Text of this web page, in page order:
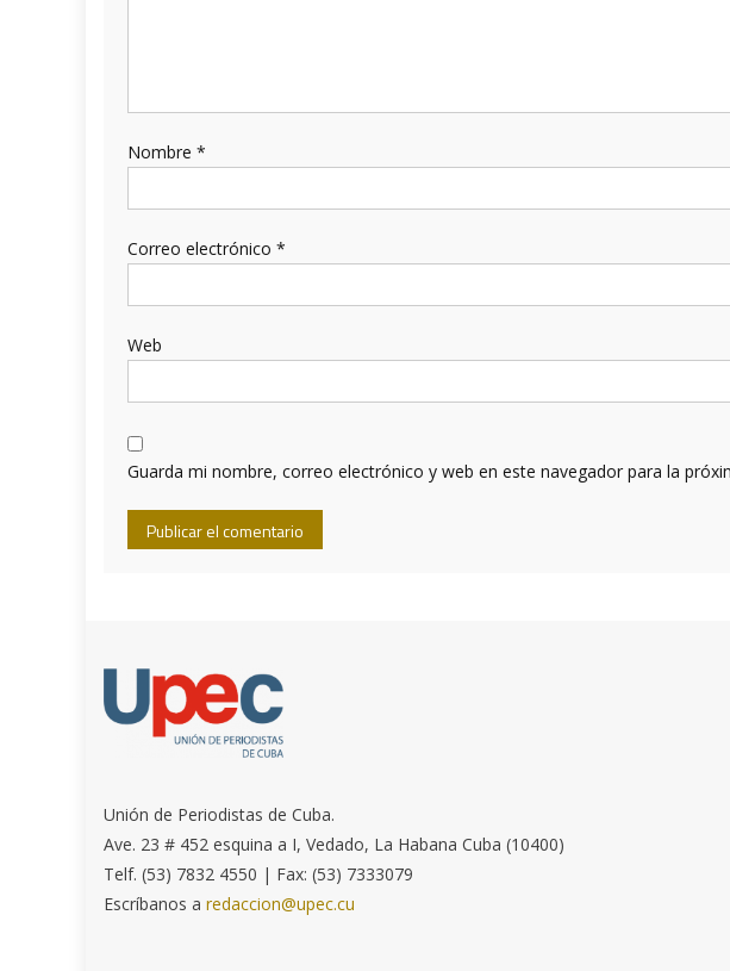
Nombre *
Correo electrónico *
Web
Guarda mi nombre, correo electrónico y web en este navegador para la
Unión de Periodistas de Cuba.
Ave. 23 # 452 esquina a I, Vedado, La Habana Cuba (10400)
Telf. (53) 7832 4550 | Fax: (53) 7333079
Escríbanos aredaccion@upec.cu